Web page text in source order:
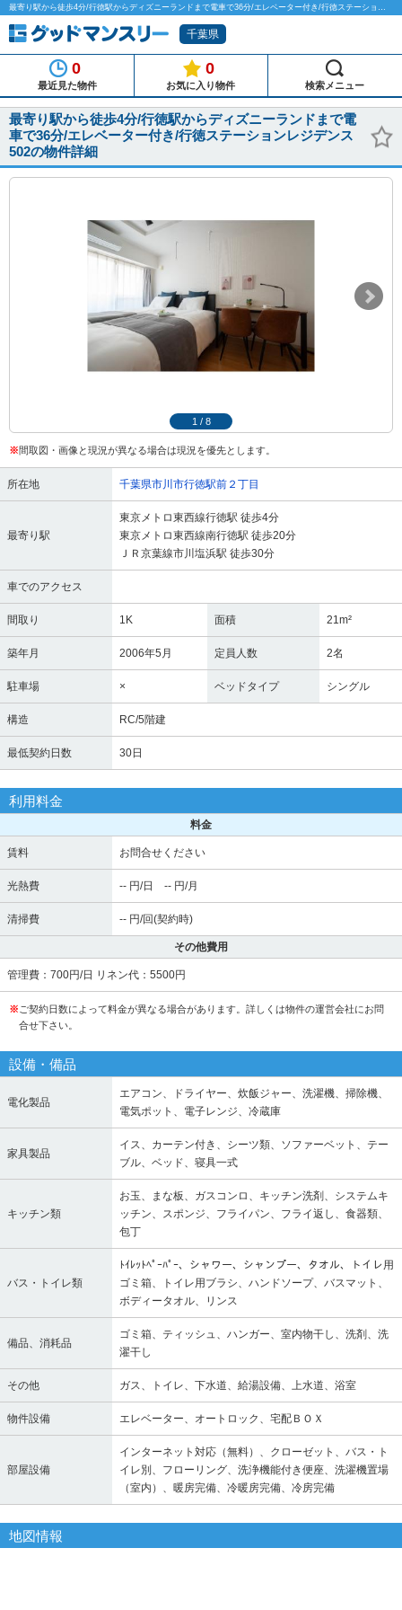
最寄り駅から徒歩4分/行徳駅からディズニーランドまで電車で36分/エレベーター付き/行徳ステーションレジデンス502のマンスリーマンション物件詳細「グッドマンスリー」
千葉県
0
最近見た物件
0
お気に入り物件 検索メニュー
最寄り駅から徒歩4分/行徳駅からディズニーランドまで電
車で36分/エレベーター付き/行徳ステーションレジデンス
502の物件詳細
1 / 8
※間取図・画像と現況が異なる場合は現況を優先とします。
所在地 千葉県市川市行徳駅前２丁目
最寄り駅
東京メトロ東西線行徳駅 徒歩4分
東京メトロ東西線南行徳駅 徒歩20分
ＪＲ京葉線市川塩浜駅 徒歩30分
車でのアクセス
間取り 1K 面積 21m²
築年月 2006年5月 定員人数 2名
駐車場 × ベッドタイプ シングル
構造 RC/5階建
最低契約日数 30日
利用料金
料金
賃料 お問合せください
光熱費 -- 円/日 -- 円/月
清掃費 -- 円/回(契約時)
その他費用
管理費：700円/日 リネン代：5500円
※ ご契約日数によって料金が異なる場合があります。詳しくは物件の運営会社にお問
合せ下さい。
設備・備品
電化製品
エアコン、ドライヤー、炊飯ジャー、洗濯機、掃除機、
電気ポット、電子レンジ、冷蔵庫
家具製品
イス、カーテン付き、シーツ類、ソファーベット、テー
ブル、ベッド、寝具一式
キッチン類
お玉、まな板、ガスコンロ、キッチン洗剤、システムキ
ッチン、スポンジ、フライパン、フライ返し、食器類、
包丁
バス・トイレ類
ﾄｲﾚｯﾄﾍﾟｰﾊﾟｰ、シャワー、シャンプー、タオル、トイレ用
ゴミ箱、トイレ用ブラシ、ハンドソープ、バスマット、
ボディータオル、リンス
備品、消耗品
ゴミ箱、ティッシュ、ハンガー、室内物干し、洗剤、洗
濯干し
その他 ガス、トイレ、下水道、給湯設備、上水道、浴室
物件設備 エレベーター、オートロック、宅配ＢＯＸ
部屋設備
インターネット対応（無料）、クローゼット、バス・ト
イレ別、フローリング、洗浄機能付き便座、洗濯機置場
（室内）、暖房完備、冷暖房完備、冷房完備
地図情報